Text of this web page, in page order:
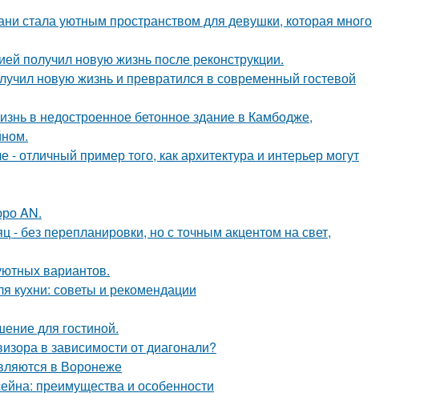
стала уютным пространством для девушки, которая много
получил новую жизнь после реконструкции.
новую жизнь и превратился в современный гостевой
в недостроенное бетонное здание в Камбодже,
пример того, как архитектура и интерьер могут
AN.
без перепланировки, но с точным акцентом на свет,
вариантов.
кухни: советы и рекомендации
для гостиной.
в зависимости от диагонали?
в Воронеже
преимущества и особенности